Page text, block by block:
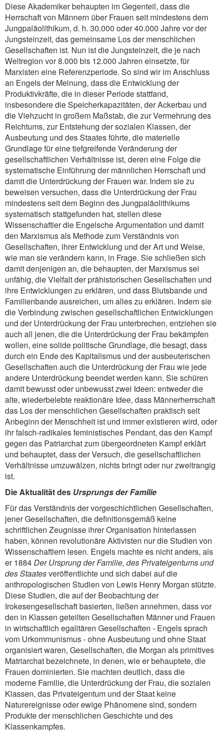
Diese Akademiker behaupten im Gegenteil, dass die
Herrschaft von Männern über Frauen seit mindestens dem
Jungpaläolithikum, d. h. 30.000 oder 40.000 Jahre vor der
Jungsteinzeit, das gemeinsame Los der menschlichen
Gesellschaften ist. Nun ist die Jungsteinzeit, die je nach
Weltregion vor 8.000 bis 12.000 Jahren einsetzte, für
Marxisten eine Referenzperiode. So sind wir im Anschluss
an Engels der Meinung, dass die Entwicklung der
Produktivkräfte, die in dieser Periode stattfand,
insbesondere die Speicherkapazitäten, der Ackerbau und
die Viehzucht in großem Maßstab, die zur Vermehrung des
Reichtums, zur Entstehung der sozialen Klassen, der
Ausbeutung und des Staates führte, die materielle
Grundlage für eine tiefgreifende Veränderung der
gesellschaftlichen Verhältnisse ist, deren eine Folge die
systematische Einführung der männlichen Herrschaft und
damit die Unterdrückung der Frauen war. Indem sie zu
beweisen versuchen, dass die Unterdrückung der Frau
mindestens seit dem Beginn des Jungpaläolithikums
systematisch stattgefunden hat, stellen diese
Wissenschaftler die Engelsche Argumentation und damit
den Marxismus als Methode zum Verständnis von
Gesellschaften, ihrer Entwicklung und der Art und Weise,
wie man sie verändern kann, in Frage. Sie schließen sich
damit denjenigen an, die behaupten, der Marxismus sei
unfähig, die Vielfalt der prähistorischen Gesellschaften und
ihre Entwicklungen zu erklären, und dass Blutsbande und
Familienbande ausreichen, um alles zu erklären. Indem sie
die Verbindung zwischen gesellschaftlichen Entwicklungen
und der Unterdrückung der Frau unterbrechen, entziehen sie
auch all jenen, die die Unterdrückung der Frau bekämpfen
wollen, eine solide politische Grundlage, die besagt, dass
durch ein Ende des Kapitalismus und der ausbeuterischen
Gesellschaften auch die Unterdrückung der Frau wie jede
andere Unterdrückung beendet werden kann. Sie schüren
damit bewusst oder unbewusst zwei Ideen: entweder die
alte, wiederbelebte reaktionäre Idee, dass Männerherrschaft
das Los der menschlichen Gesellschaften praktisch seit
Anbeginn der Menschheit ist und immer existieren wird, oder
ihr falsch-radikales feministisches Pendant, das den Kampf
gegen das Patriarchat zum übergeordneten Kampf erklärt
und behauptet, dass der Versuch, die gesellschaftlichen
Verhältnisse umzuwälzen, nichts bringt oder nur zweitrangig
ist.
Die Aktualität des Ursprungs der Familie
Für das Verständnis der vorgeschichtlichen Gesellschaften,
jener Gesellschaften, die definitionsgemäß keine
schriftlichen Zeugnisse ihrer Organisation hinterlassen
haben, können revolutionäre Aktivisten nur die Studien von
Wissenschaftlern lesen. Engels machte es nicht anders, als
er 1884Der Ursprung der Familie, des Privateigentums und
des Staatesveröffentlichte und sich dabei auf die
anthropologischen Studien von Lewis Henry Morgan stützte.
Diese Studien, die auf der Beobachtung der
Irokesengesellschaft basierten, ließen annehmen, dass vor
den in Klassen geteilten Gesellschaften Männer und Frauen
in wirtschaftlich egalitären Gesellschaften - Engels sprach
vom Urkommunismus - ohne Ausbeutung und ohne Staat
organisiert waren, Gesellschaften, die Morgan als primitives
Matriarchat bezeichnete, in denen, wie er behauptete, die
Frauen dominierten. Sie machten deutlich, dass die
moderne Familie, die Unterdrückung der Frau, die sozialen
Klassen, das Privateigentum und der Staat keine
Naturereignisse oder ewige Phänomene sind, sondern
Produkte der menschlichen Geschichte und des
Klassenkampfes.